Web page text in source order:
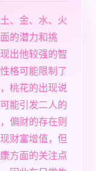
、金、水、火
的潜力和挑
出他较强的智
格可能限制了
桃花的出现说
能引发二人的
偏财的存在则
财富增值，但
方面的关注点